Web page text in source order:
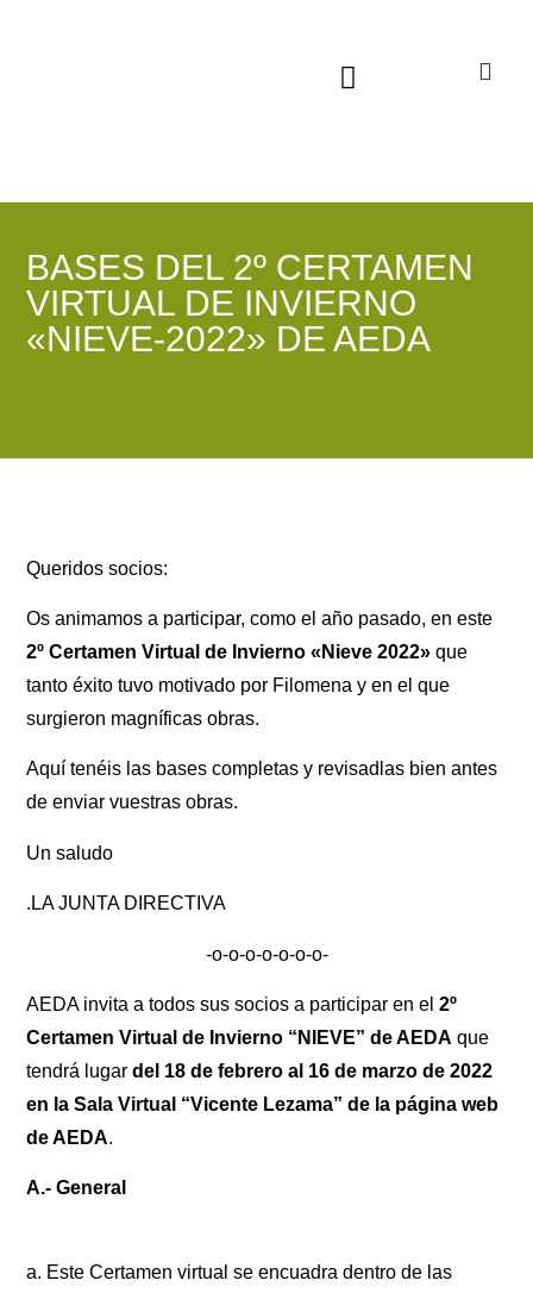
BASES DEL 2º CERTAMEN
VIRTUAL DE INVIERNO
«NIEVE-2022» DE AEDA
Queridos socios:
Os animamos a participar, como el año pasado, en este
2º Certamen Virtual de Invierno «Nieve 2022»que
tanto éxito tuvo motivado por Filomena y en el que
surgieron magníficas obras.
Aquí tenéis las bases completas y revisadlas bien antes
de enviar vuestras obras.
Un saludo
.LA JUNTA DIRECTIVA
-o-o-o-o-o-o-o-
AEDA invita a todos sus socios a participar en el 2º
Certamen Virtual de Invierno “NIEVE” de AEDA que
tendrá lugardel 18 de febrero al 16 de marzo de 2022
en la Sala Virtual “Vicente Lezama” de la página web
de AEDA.
A.- General
a. Este Certamen virtual se encuadra dentro de las